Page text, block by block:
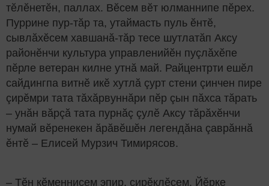
тӗлӗнетӗн, паллах. Вӗсем вӗт юлманнипе пӗрех.
Пуррине пур-тăр та, утаймасть пуль ӗнтӗ,
сывлăхӗсем хавшанă-тăр тесе шутлатăп Аксу
районӗнчи культура управленийӗн пуçлăхӗпе
пӗрле ветеран килне утнă май. Райцентрти ешӗл
сайдингпа витнӗ икӗ хутлă çурт стени çинчен пире
çирӗмри тата тăхăрвуннăри пӗр çын пăхса тăрать
– унăн вăрçă тата пурнăç çулӗ Аксу тăрăхӗнчи
нумай вӗренекен ăрăвӗшӗн легендăна çаврăннă
ӗнтӗ – Елисей Мурзич Тимирясов.
– Тӗн кӗменнисем эпир, çирӗклӗсем. Йӗрке